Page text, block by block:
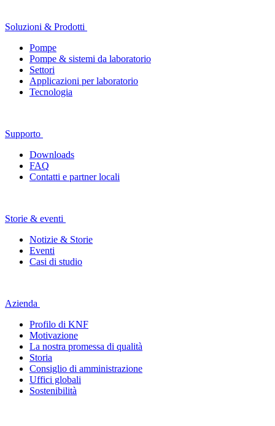
Soluzioni & Prodotti
Pompe
Pompe & sistemi da laboratorio
Settori
Applicazioni per laboratorio
Tecnologia
Supporto
Downloads
FAQ
Contatti e partner locali
Storie & eventi
Notizie & Storie
Eventi
Casi di studio
Azienda
Profilo di KNF
Motivazione
La nostra promessa di qualità
Storia
Consiglio di amministrazione
Uffici globali
Sostenibilità